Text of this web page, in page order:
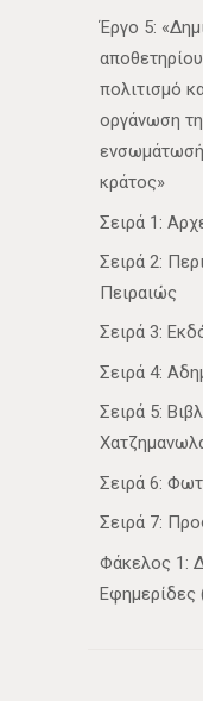
Έργο 5:
πολιτισμό
οργάνωση
ενσωμάτωσή
κράτος»
Σειρά 1:
Σειρά 2:
Πειραιώς
Σειρά 3:
Σειρά 4:
Σειρά 5:
Σειρά 6:
Σειρά 7:
Φάκελος 1:
Εφημερίδες